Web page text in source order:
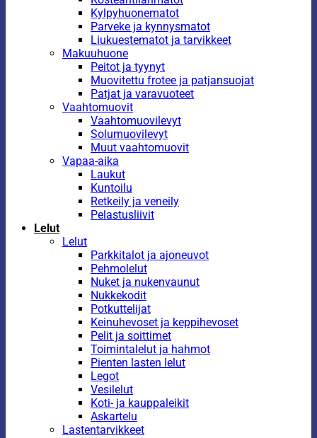
Kylpyhuonematot
Parveke ja kynnysmatot
Liukuestematot ja tarvikkeet
Makuuhuone
Peitot ja tyynyt
Muovitettu frotee ja patjansuojat
Patjat ja varavuoteet
Vaahtomuovit
Vaahtomuovilevyt
Solumuovilevyt
Muut vaahtomuovit
Vapaa-aika
Laukut
Kuntoilu
Retkeily ja veneily
Pelastusliivit
Lelut
Lelut
Parkkitalot ja ajoneuvot
Pehmolelut
Nuket ja nukenvaunut
Nukkekodit
Potkuttelijat
Keinuhevoset ja keppihevoset
Pelit ja soittimet
Toimintalelut ja hahmot
Pienten lasten lelut
Legot
Vesilelut
Koti- ja kauppaleikit
Askartelu
Lastentarvikkeet